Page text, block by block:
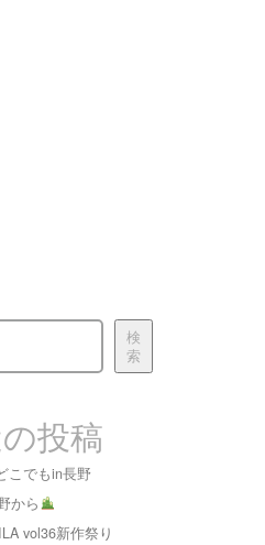
検
索
投稿
こでもin長野
から
vol36新作祭り